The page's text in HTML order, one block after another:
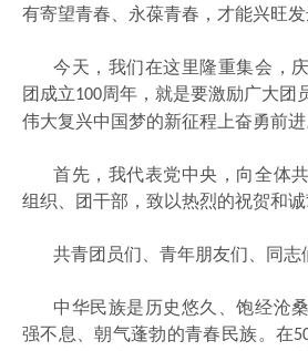
有寄望青春、永葆青春，才能兴旺发
今天，我们在这里隆重集会，
团成立100周年，就是要激励广大团
伟大复兴中国梦的新征程上奋勇前进
首先，我代表党中央，向全体
组织、团干部，致以热烈的祝贺和诚
共青团员们、青年朋友们、同志
中华民族是历史悠久、饱经沧
强不息、朝气蓬勃的青春民族。在